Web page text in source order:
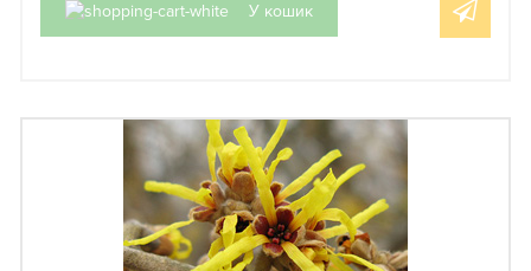
У кошик